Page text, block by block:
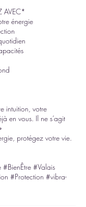
AVEC*
énergie
intuition, votre
en vous. Il ne s’agit
protégez votre vie.
#BienÊtre #Valais
#Protection #vibra-